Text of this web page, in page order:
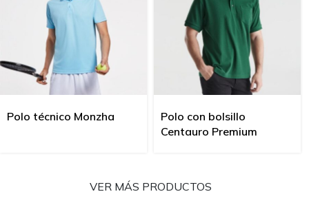
Polo técnico Monzha
Polo con bolsillo
Centauro Premium
VER MÁS PRODUCTOS